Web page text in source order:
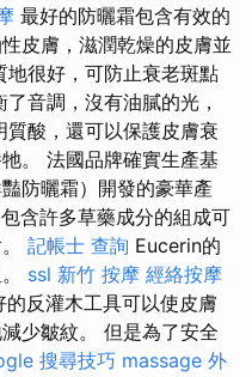
最好的防曬霜包含有效的
皮膚，滋潤乾燥的皮膚並
很好，可防止衰老斑點
音調，沒有油膩的光，
酸，還可以保護皮膚衰
。 法國品牌確實生產基
防曬霜）開發的豪華產
包含許多草藥成分的組成可
記帳士 查詢 Eucerin的
ssl 新竹 按摩 經絡按摩
的反灌木工具可以使皮膚
少皺紋。 但是為了安全
搜尋技巧 massage 外